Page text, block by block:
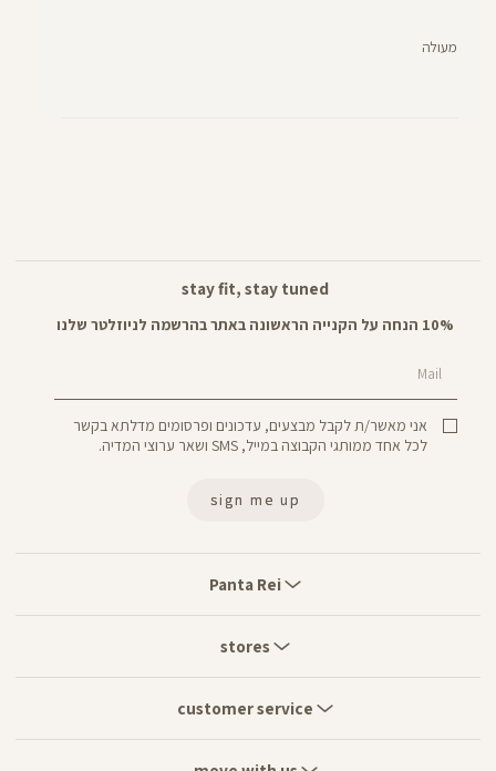
מעולה
Rei
Panta Rei
stores
service
customer service
stay fit, stay tuned
10% הנחה על הקנייה הראשונה באתר בהרשמה לניוזלטר שלנו
Mail
אני מאשר/ת לקבל מבצעים, עדכונים ופרסומים מדלתא בקשר
לכל אחד ממותגי הקבוצה במייל, SMS ושאר ערוצי המדיה.
sign me up